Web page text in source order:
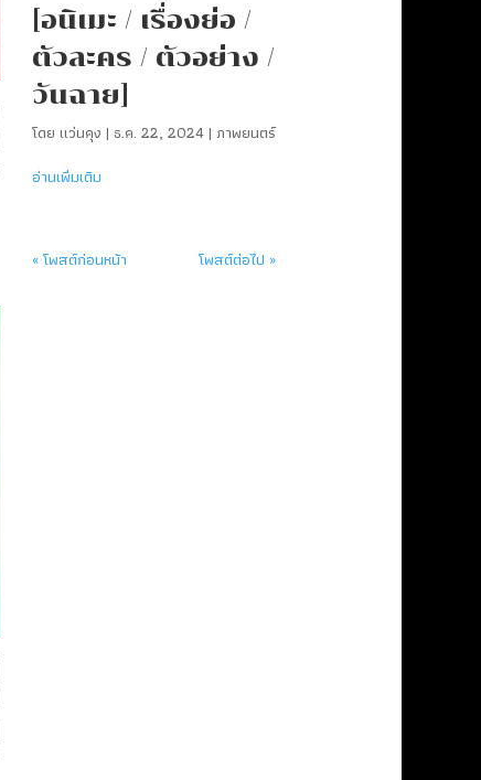
[อนิเมะ / เรื่องย่อ /
ตัวละคร / ตัวอย่าง /
วันฉาย]
โดย แว่นคุง | ธ.ค. 22, 2024| ภาพยนตร์
อ่านเพิ่มเติม
« โพสต์ก่อนหน้า โพสต์ต่อไป »